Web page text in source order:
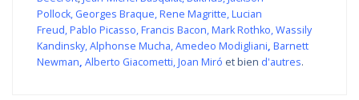
Pollock, Georges Braque,Rene Magritte,Lucian
Freud,Pablo Picasso,Francis Bacon,Mark Rothko,Wassily
Kandinsky,Alphonse Mucha,Amedeo Modigliani, Barnett
Newman, Alberto Giacometti,Joan Miró et bien d'autres.